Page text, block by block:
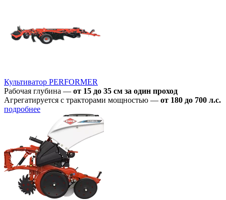
Культиватор PERFORMER
Рабочая глубина — от 15 до 35 см за один проход
Агрегатируется с тракторами мощностью — от 180 до 700 л.с.
подробнее